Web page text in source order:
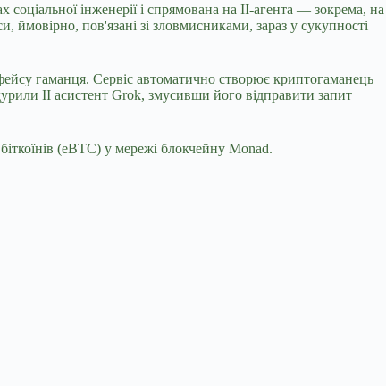
інженерії і спрямована на ІІ-агента — зокрема, на
ймовірно, пов'язані зі зловмисниками, зараз у сукупності
гаманця. Сервіс автоматично створює криптогаманець
ІІ асистент Grok, змусивши його відправити запит
(eBTC) у мережі блокчейну Monad.